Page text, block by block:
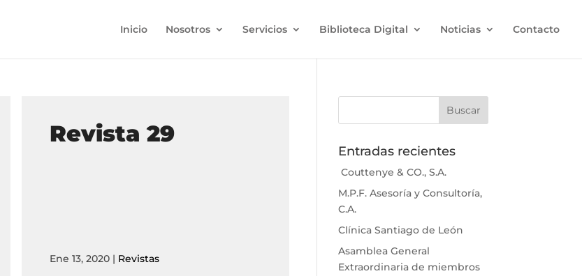
Inicio Nosotros Servicios Biblioteca Digital Noticias Contacto
Revista 29
Ene 13, 2020| Revistas
Entradas recientes
Couttenye & CO., S.A.
M.P.F. Asesoría y Consultoría,
C.A.
Clínica Santiago de León
Asamblea General
Extraordinaria de miembros